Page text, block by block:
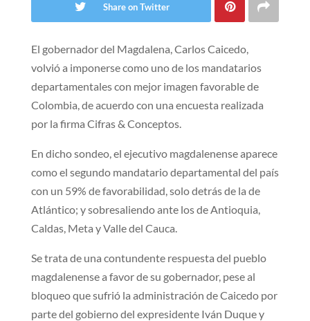
Share on Twitter
El gobernador del Magdalena, Carlos Caicedo,
volvió a imponerse como uno de los mandatarios
departamentales con mejor imagen favorable de
Colombia, de acuerdo con una encuesta realizada
por la firma Cifras & Conceptos.
En dicho sondeo, el ejecutivo magdalenense aparece
como el segundo mandatario departamental del país
con un 59% de favorabilidad, solo detrás de la de
Atlántico; y sobresaliendo ante los de Antioquia,
Caldas, Meta y Valle del Cauca.
Se trata de una contundente respuesta del pueblo
magdalenense a favor de su gobernador, pese al
bloqueo que sufrió la administración de Caicedo por
parte del gobierno del expresidente Iván Duque y